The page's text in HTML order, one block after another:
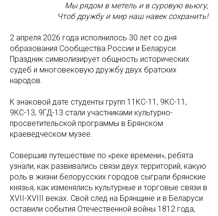
Мы рядом в метель и в суровую вьюгу,
Чтоб дружбу и мир наш навек сохранить!
2 апреля 2026 года исполнилось 30 лет со дня
образования Сообщества России и Беларуси.
Праздник символизирует общность исторических
судеб и многовековую дружбу двух братских
народов.
К знаковой дате студенты групп 11КС-11, 9КС-11,
9КС-13, 9ГД-13 стали участниками культурно-
просветительской программы в Брянском
краеведческом музее.
Совершив путешествие по «реке времени», ребята
узнали, как развивались связи двух территорий, какую
роль в жизни белорусских городов сыграли брянские
князья, как изменялись культурные и торговые связи в
XVII-XVIII веках. Свой след на Брянщине и в Беларуси
оставили события Отечественной войны 1812 года,